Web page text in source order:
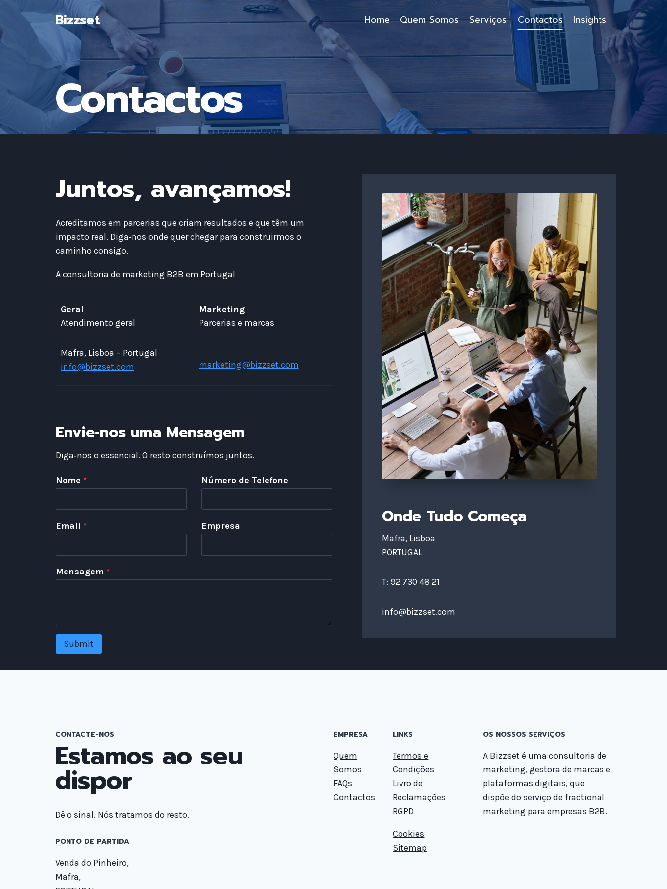
content
Bizzset Home Quem Somos Serviços Contactos Insights
Contactos
Juntos, avançamos!
Acreditamos em parcerias que criam resultados e que têm um
impacto real. Diga‑nos onde quer chegar para construirmos o
caminho consigo.
A consultoria de marketing B2B em Portugal
Geral
Atendimento geral
Mafra, Lisboa – Portugal
info@bizzset.com
Marketing
Parcerias e marcas
marketing@bizzset.com
Envie‑nos uma Mensagem
Diga‑nos o essencial. O resto construímos juntos.
Nome * Número de Telefone
Email * Empresa
Mensagem *
Submit
Onde Tudo Começa
Mafra, Lisboa
PORTUGAL
T: 92 730 48 21
info@bizzset.com
CONTACTE-NOS
Estamos ao seu
dispor
Dê o sinal. Nós tratamos do resto.
PONTO DE PARTIDA​
Venda do Pinheiro,
Mafra,
EMPRESA
Quem
Somos
FAQs
Contactos
LINKS
Termos e
Condições
Livro de
Reclamações
RGPD
Cookies
Sitemap
OS NOSSOS SERVIÇOS
A Bizzset é uma consultoria de
marketing, gestora de marcas e
plataformas digitais, que
dispõe do serviço de fractional
marketing para empresas B2B.